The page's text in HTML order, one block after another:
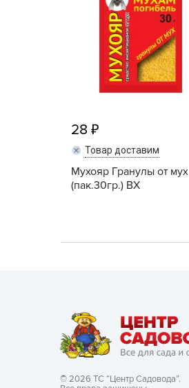
Средства от бытовых и
летающих насекомых,
грызунов
Удобрения
28
Товар доставим
Мухояр Гранулы от мух
(пак.30гр.) ВХ
© 2026 ТС “Центр Садовода”.